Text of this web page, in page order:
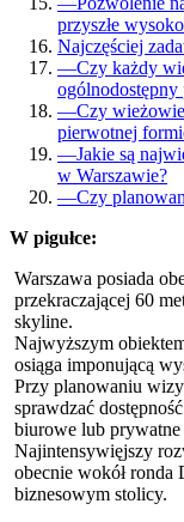
przyszłe
Najczęściej
—Czy każdy
—Czy
pierwotnej
—Jakie są
w Warszawie?
—Czy
W pigułce:
Warszawa posiada
przekraczającej 60
skyline.
Najwyższym
osiąga imponującą
Przy planowaniu
sprawdzać
biurowe lub prywatne
Najintensywięjszy
obecnie wokół ronda
biznesowym stolicy.